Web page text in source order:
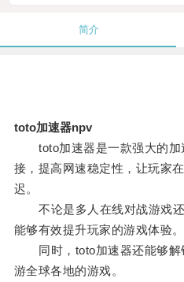
简介
toto加速器npv
toto加速器是一款强大的加
接，提高网速稳定性，让玩家
迟。
不论是多人在线对战游戏还
能够有效提升玩家的游戏体验。
同时，toto加速器还能够解
游全球各地的游戏。